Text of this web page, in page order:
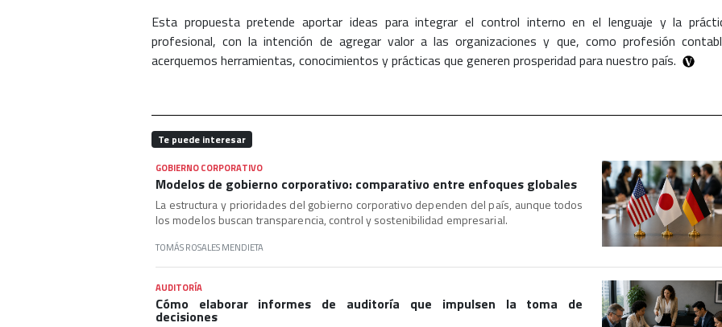
Esta propuesta pretende aportar ideas para integrar el control interno en el lenguaje y la
profesional, con la intención de agregar valor a las organizaciones y que, como profesión
acerquemos herramientas, conocimientos y prácticas que generen prosperidad para nuestro país.
Te puede interesar
GOBIERNO CORPORATIVO
Modelos de gobierno corporativo: comparativo entre enfoques globales
La estructura y prioridades del gobierno corporativo dependen del país, aunque todos
los modelos buscan transparencia, control y sostenibilidad empresarial.
TOMÁS ROSALES MENDIETA
AUDITORÍA
Cómo elaborar informes de auditoría que impulsen la toma de
decisiones